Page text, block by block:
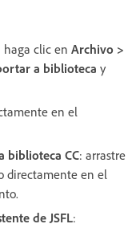
haga clic en Archivo >
a biblioteca y
en el
biblioteca CC: arrastre
directamente en el
de JSFL: